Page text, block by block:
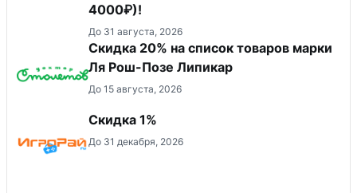
4000₽)!
До 31 августа, 2026
Скидка 20% на список товаров марки
Ля Рош-Позе Липикар
До 15 августа, 2026
Скидка 1%
До 31 декабря, 2026